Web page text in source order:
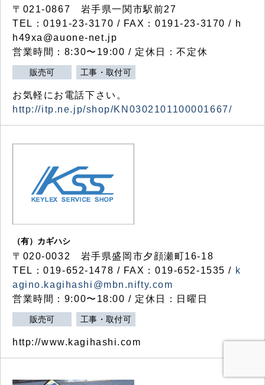
〒021-0867 岩手県一関市駅前27
TEL：0191-23-3170 / FAX：0191-23-3170 / h
h49xa@auone-net.jp
営業時間：8:30〜19:00 / 定休日：不定休
販売可 工事・取付可
お気軽にお電話下さい。
http://itp.ne.jp/shop/KN0302101100001667/
（有）カギハシ
〒020-0032 岩手県盛岡市夕顔瀬町16-18
TEL：019-652-1478 / FAX：019-652-1535 / k
agino.kagihashi@mbn.nifty.com
営業時間：9:00〜18:00 / 定休日：日曜日
販売可 工事・取付可
http://www.kagihashi.com